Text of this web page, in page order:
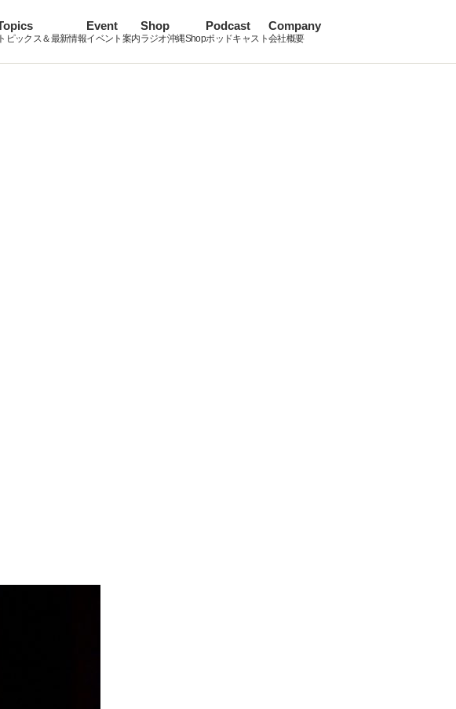
ピックス＆最新情報
Event
イベント案内
Shop
ラジオ沖縄Shop
Podcast
ポッドキャスト
Company
会社概要